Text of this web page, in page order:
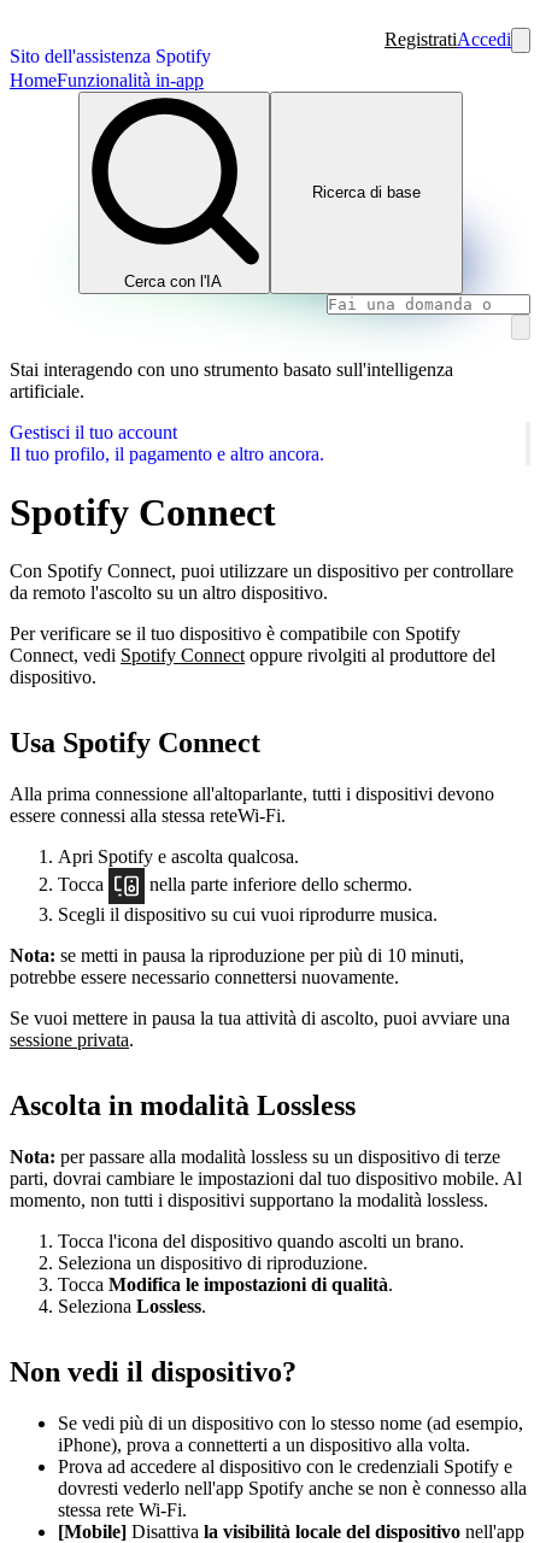
Sito dell'assistenza Spotify
RegistratiAccedi
HomeFunzionalità in-app
Cerca con l'IA
Ricerca di base
Stai interagendo con uno strumento basato sull'intelligenza
artificiale.
Gestisci il tuo account
Il tuo profilo, il pagamento e altro ancora.
Spotify Connect
Con Spotify Connect, puoi utilizzare un dispositivo per controllare
da remoto l'ascolto su un altro dispositivo.
Per verificare se il tuo dispositivo è compatibile con Spotify
Connect, vedi Spotify Connect oppure rivolgiti al produttore del
dispositivo.
Usa Spotify Connect
Alla prima connessione all'altoparlante, tutti i dispositivi devono
essere connessi alla stessa reteWi-Fi.
Apri Spotify e ascolta qualcosa.
Tocca
nella parte inferiore dello schermo.
Scegli il dispositivo su cui vuoi riprodurre musica.
Nota: se metti in pausa la riproduzione per più di 10 minuti,
potrebbe essere necessario connettersi nuovamente.
Se vuoi mettere in pausa la tua attività di ascolto, puoi avviare una
sessione privata.
Ascolta in modalità Lossless
Nota: per passare alla modalità lossless su un dispositivo di terze
parti, dovrai cambiare le impostazioni dal tuo dispositivo mobile. Al
momento, non tutti i dispositivi supportano la modalità lossless.
Tocca l'icona del dispositivo quando ascolti un brano.
Seleziona un dispositivo di riproduzione.
Tocca Modifica le impostazioni di qualità.
Seleziona Lossless.
Non vedi il dispositivo?
Se vedi più di un dispositivo con lo stesso nome (ad esempio,
iPhone), prova a connetterti a un dispositivo alla volta.
Prova ad accedere al dispositivo con le credenziali Spotify e
dovresti vederlo nell'app Spotify anche se non è connesso alla
stessa rete Wi-Fi.
[Mobile] Disattiva la visibilità locale del dispositivo nell'app